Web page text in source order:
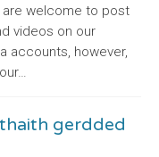
welcome to post
videos on our
accounts, however,
gerdded